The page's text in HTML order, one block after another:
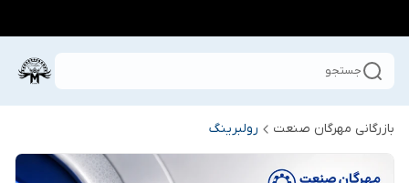
جستجو
بازرگانی مهرگان صنعت رولبرینگ